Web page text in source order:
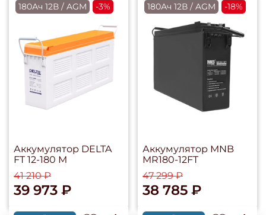
180Ач 12В / AGM -3%
Аккумулятор DELTA
FT 12-180 M
41 210 ₽
39 973 ₽
180Ач 12В / AGM -18%
Аккумулятор MNB
MR180-12FT
47 299 ₽
38 785 ₽